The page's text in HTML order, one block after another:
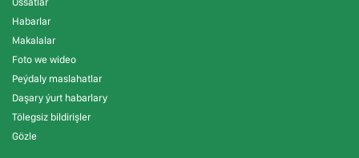
Habarlar
Makalalar
Foto we wideo
Peýdaly maslahatlar
Daşary ýurt habarlary
Tölegsiz bildirişler
Gözle